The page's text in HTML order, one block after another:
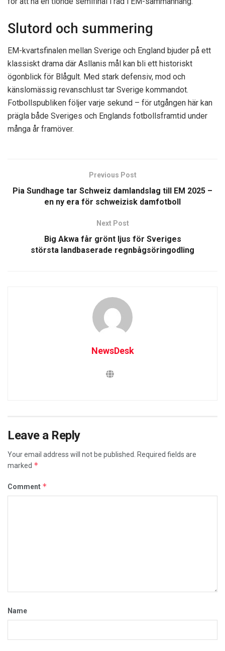
Slutord och summering
EM-kvartsfinalen mellan Sverige och England bjuder på ett
klassiskt drama där Asllanis mål kan bli ett historiskt
ögonblick för Blågult. Med stark defensiv, mod och
känslomässig revanschlust tar Sverige kommandot.
Fotbollspubliken följer varje sekund – för utgången här kan
prägla både Sveriges och Englands fotbollsframtid under
många år framöver.
Previous Post
Pia Sundhage tar Schweiz damlandslag till EM 2025 –
en ny era för schweizisk damfotboll
Next Post
Big Akwa får grönt ljus för Sveriges
största landbaserade regnbågsöringodling
NewsDesk
Leave a Reply
Your email address will not be published. Required fields are
marked *
Comment *
Name